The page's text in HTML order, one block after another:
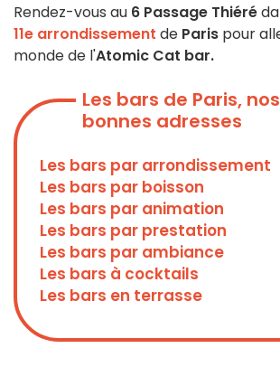
Rendez-vous au 6 Passage Thiéré
11e arrondissement de Paris pour
monde de l'Atomic Cat bar.
Les bars de Paris, nos
bonnes adresses
Les bars par arrondissement
Les bars par boisson
Les bars par animation
Les bars par prestation
Les bars par ambiance
Les bars à cocktails
Les bars en terrasse